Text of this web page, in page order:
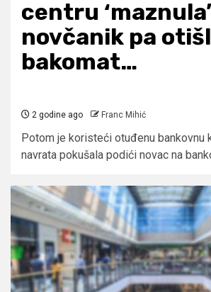
centru ‘maznula’
novčanik pa
bakomat…
2 godine ago Franc Mihić
Potom je koristeći otuđenu bankovnu
navrata pokušala podići novac na